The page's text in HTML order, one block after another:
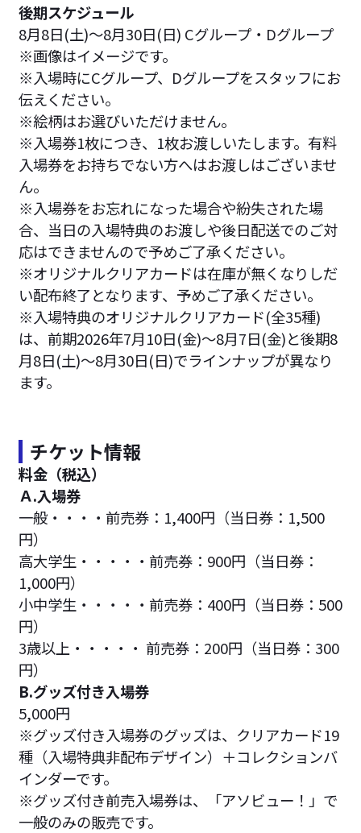
後期スケジュール
8月8日(土)～8月30日(日) Cグループ・Dグループ
※画像はイメージです。
※入場時にCグループ、Dグループをスタッフにお
伝えください。
※絵柄はお選びいただけません。
※入場券1枚につき、1枚お渡しいたします。有料
入場券をお持ちでない方へはお渡しはございませ
ん。
※入場券をお忘れになった場合や紛失された場
合、当日の入場特典のお渡しや後日配送でのご対
応はできませんので予めご了承ください。
※オリジナルクリアカードは在庫が無くなりしだ
い配布終了となります、予めご了承ください。
※入場特典のオリジナルクリアカード(全35種)
は、前期2026年7月10日(金)～8月7日(金)と後期8
月8日(土)～8月30日(日)でラインナップが異なり
ます。
チケット情報
料金（税込）
Ａ.入場券
一般・・・・前売券：1,400円（当日券：1,500
円）
高大学生・・・・・前売券：900円（当日券：
1,000円）
小中学生・・・・・前売券：400円（当日券：500
円）
3歳以上・・・・・ 前売券：200円（当日券：300
円）
B.グッズ付き入場券
5,000円
※グッズ付き入場券のグッズは、クリアカード19
種（入場特典非配布デザイン）＋コレクションバ
インダーです。
※グッズ付き前売入場券は、「アソビュー！」で
一般のみの販売です。